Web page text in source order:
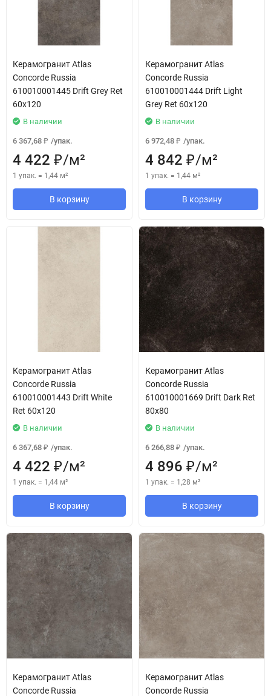
Керамогранит Atlas
Concorde Russia
610010001445 Drift Grey Ret
60x120
В наличии
6 367,68 ₽ /упак.
4 422 ₽/м²
1 упак. = 1,44 м²
В корзину
Керамогранит Atlas
Concorde Russia
610010001444 Drift Light
Grey Ret 60x120
В наличии
6 972,48 ₽ /упак.
4 842 ₽/м²
1 упак. = 1,44 м²
В корзину
Керамогранит Atlas
Concorde Russia
610010001443 Drift White
Ret 60x120
В наличии
6 367,68 ₽ /упак.
4 422 ₽/м²
1 упак. = 1,44 м²
В корзину
Керамогранит Atlas
Concorde Russia
610010001669 Drift Dark Ret
80x80
В наличии
6 266,88 ₽ /упак.
4 896 ₽/м²
1 упак. = 1,28 м²
В корзину
Керамогранит Atlas
Concorde Russia
Керамогранит Atlas
Concorde Russia